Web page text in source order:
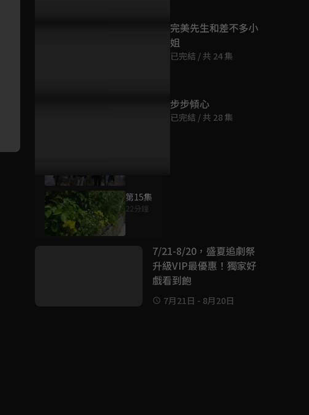
第15集
22分鐘
完美先生和差不多小
姐
已完結 / 共 24 集
步步傾心
已完結 / 共 28 集
好康資訊
7/21-8/20，盛夏追劇祭
升級VIP最優惠！獨家好
戲看到飽
7月21日 - 8月20日